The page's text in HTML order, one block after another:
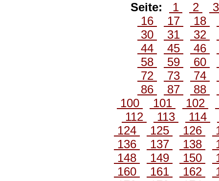
Seite: 1 2
16
17 18
30
31 32
44
45 46
58
59 60
72
73 74
86
87 88
100
101 102
112
113 114
124
125 126
136
137 138
148
149 150
160
161 162